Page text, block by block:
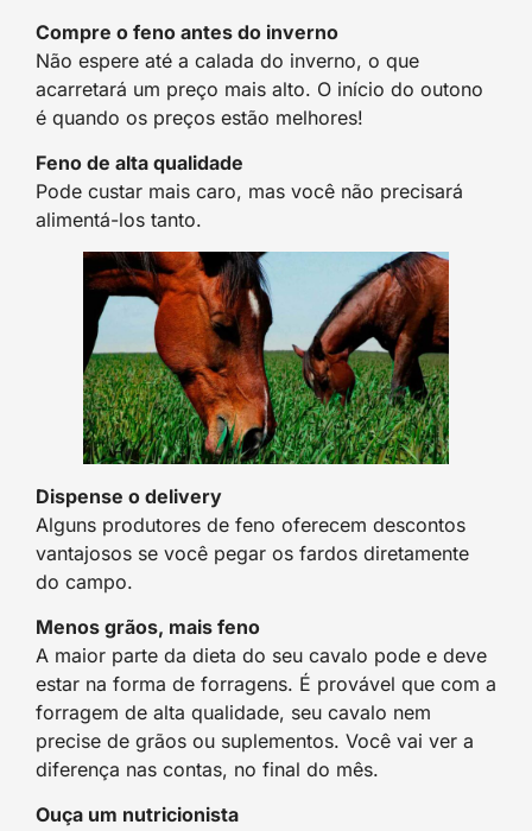
Compre o feno antes do inverno
Não espere até a calada do inverno, o que
acarretará um preço mais alto. O início do outono
é quando os preços estão melhores!
Feno de alta qualidade
Pode custar mais caro, mas você não precisará
alimentá-los tanto.
Dispense o delivery
Alguns produtores de feno oferecem descontos
vantajosos se você pegar os fardos diretamente
do campo.
Menos grãos, mais feno
A maior parte da dieta do seu cavalo pode e deve
estar na forma de forragens. É provável que com a
forragem de alta qualidade, seu cavalo nem
precise de grãos ou suplementos. Você vai ver a
diferença nas contas, no final do mês.
Ouça um nutricionista